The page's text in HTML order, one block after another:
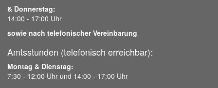
& Donnerstag:
14:00 - 17:00 Uhr
sowie nach telefonischer Vereinbarung
Amtsstunden (telefonisch erreichbar):
Montag & Dienstag:
7:30 - 12:00 Uhr und 14:00 - 17:00 Uhr